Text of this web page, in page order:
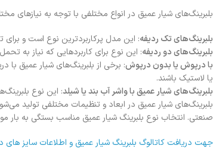
بلبرینگ‌های شیار عمیق در انواع مختلفی با توجه به
بلبرینگ‌های تک ردیفه: این مدل پرکاربردترین نوع است و
بلبرینگ‌های دو ردیفه: این نوع برای کاربردهایی که نیاز به
با درپوش یا بدون درپوش: برخی از بلبرینگ‌های شیار عمیق
یا لاستیک باشند.
بلبرینگ‌های شیار عمیق با واشر آب بند یا شیلد: این نوع
بلبرینگ‌های شیار عمیق در ابعاد و تنظیمات مختلفی تولید
صنعتی. انتخاب نوع بلبرینگ شیار عمیق مناسب بستگی به بار
جهت دریافت کاتالوگ بلبرینگ شیار عمیق و اطلاعات سایز های